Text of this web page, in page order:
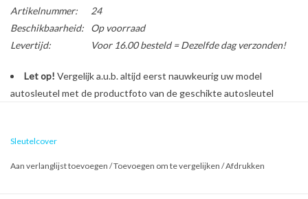
Artikelnummer:
24
Beschikbaarheid:
Op voorraad
Levertijd:
Voor 16.00 besteld = Dezelfde dag verzonden!
Let op! Vergelijk a.u.b. altijd eerst nauwkeurig uw model
autosleutel met de productfoto van de geschikte autosleutel
Sleutelcover
Aan verlanglijst toevoegen /Toevoegen om te vergelijken /Afdrukken